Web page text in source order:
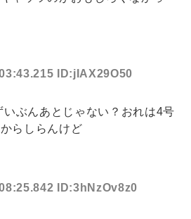
ID:jIAX29O50
ぶんあとじゃない？おれは4号
らしらんけど
ID:3hNzOv8z0